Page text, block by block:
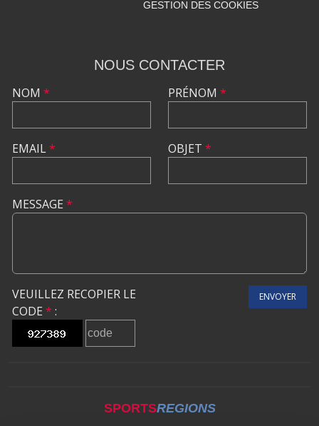
GESTION DES COOKIES
NOUS CONTACTER
NOM *
EMAIL*
PRÉNOM *
OBJET *
MESSAGE *
VEUILLEZ RECOPIER LE
CODE * :
ENVOYER
SPORTSREGIONS